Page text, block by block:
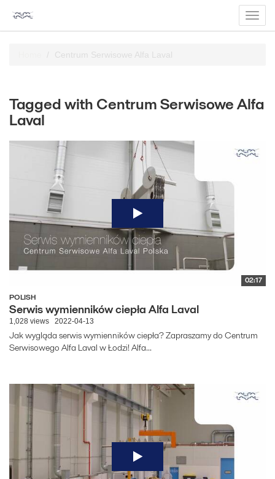
Centrum Serwisowe Alfa Laval
Tagged with Centrum Serwisowe Alfa
Laval
02:17
POLISH
Serwis wymienników ciepła Alfa Laval
1,028 views 2022-04-13
Jak wygląda serwis wymienników ciepła? Zapraszamy do Centrum
Serwisowego Alfa Laval w Łodzi! Alfa...